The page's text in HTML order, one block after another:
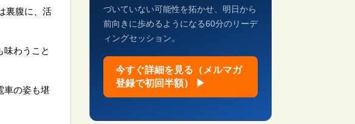
裏腹に、活
味わうこと
車の姿も堪
づいていない可能性を拓かせ、明日から
前向きに歩めるようになる60分のリーデ
ィングセッション。
今すぐ詳細を見る（メルマガ
登録で初回半額） ▶